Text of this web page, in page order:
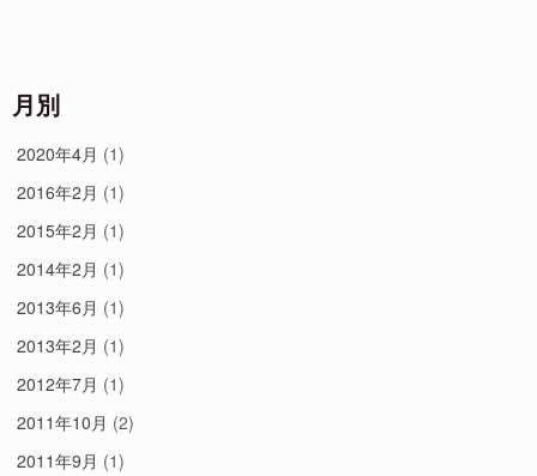
月別
2020年4月 (1)
2016年2月 (1)
2015年2月 (1)
2014年2月 (1)
2013年6月 (1)
2013年2月 (1)
2012年7月 (1)
2011年10月 (2)
2011年9月 (1)